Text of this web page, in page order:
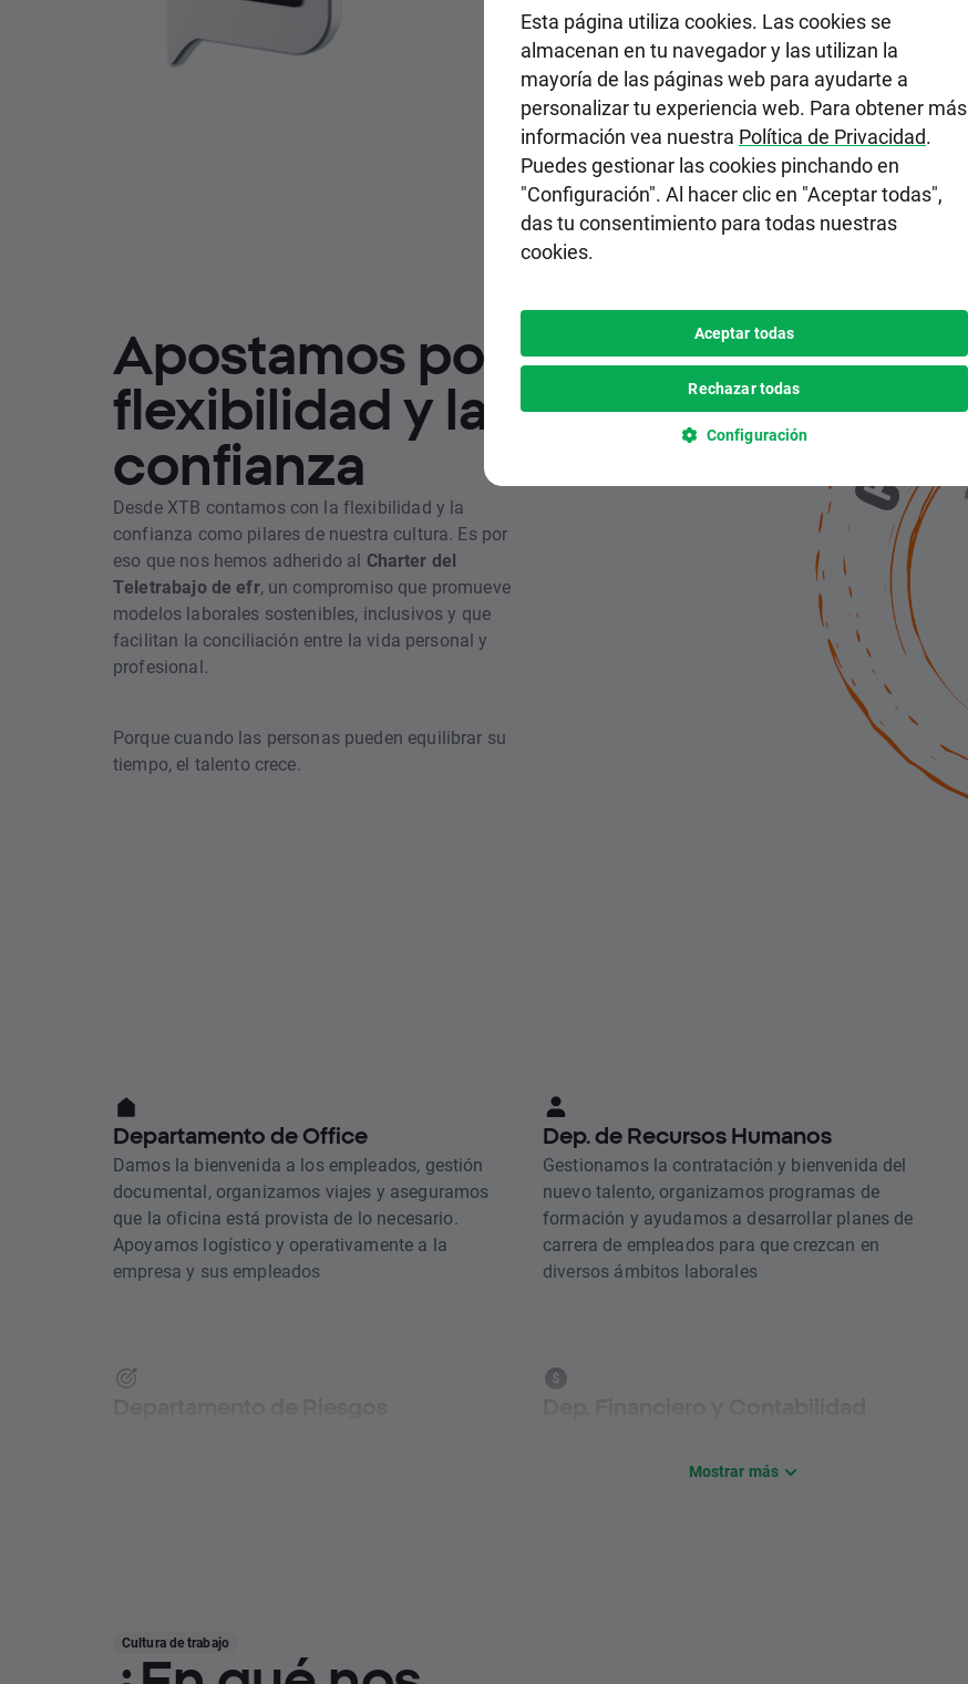
clientes hasta en 20 idiomas diferentes
Conoce las ofertas actuales
Apostamos por la
flexibilidad y la
confianza
Desde XTB contamos con la flexibilidad y la
confianza como pilares de nuestra cultura. Es por
eso que nos hemos adherido al Charter del
Teletrabajo de efr, un compromiso que promueve
modelos laborales sostenibles, inclusivos y que
facilitan la conciliación entre la vida personal y
profesional.
Porque cuando las personas pueden equilibrar su
tiempo, el talento crece.
Departamento de Office
Damos la bienvenida a los empleados, gestión
documental, organizamos viajes y aseguramos
que la oficina está provista de lo necesario.
Apoyamos logístico y operativamente a la
empresa y sus empleados
Dep. de Recursos Humanos
Gestionamos la contratación y bienvenida del
nuevo talento, organizamos programas de
formación y ayudamos a desarrollar planes de
carrera de empleados para que crezcan en
diversos ámbitos laborales
Llevamos los registros contables, supervisamos
Departamento de Ventas
Mostrar más
Cultura de trabajo
Esta página utiliza cookies. Las cookies se
almacenan en tu navegador y las utilizan la
mayoría de las páginas web para ayudarte a
personalizar tu experiencia web. Para obtener más
información vea nuestra Política de Privacidad.
Puedes gestionar las cookies pinchando en
"Configuración". Al hacer clic en "Aceptar todas",
das tu consentimiento para todas nuestras
cookies.
Aceptar todas
Rechazar todas
Configuración